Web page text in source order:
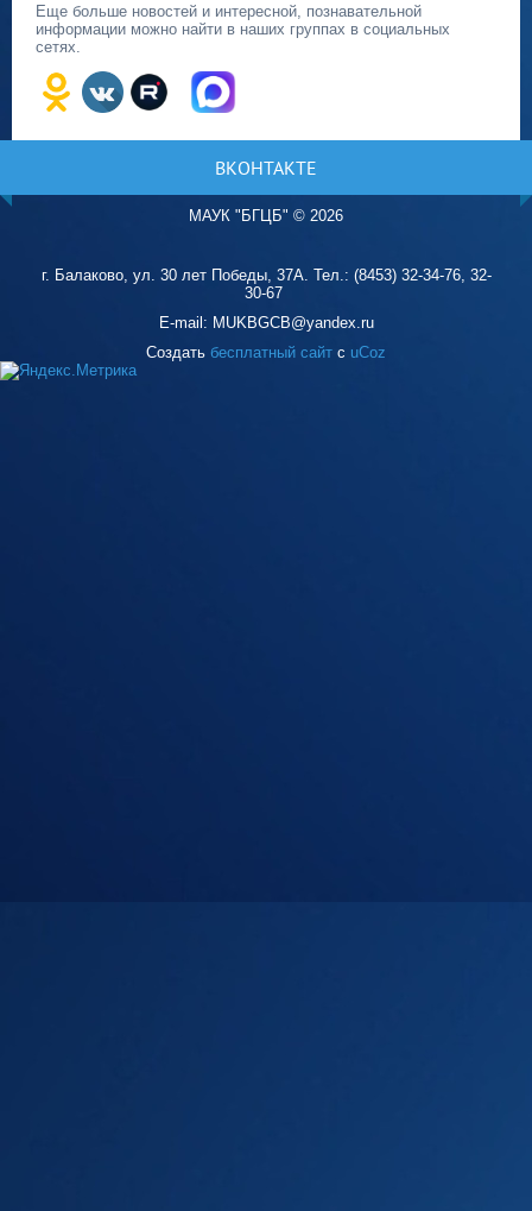
Еще больше новостей и интересной, познавательной
информации можно найти в наших группах в социальных
сетях.
ВКОНТАКТЕ
МАУК "БГЦБ" © 2026
г. Балаково, ул. 30 лет Победы, 37А. Тел.: (8453) 32-34-76, 32-
30-67
E-mail: MUKBGCB@yandex.ru
Создать бесплатный сайт с uCoz